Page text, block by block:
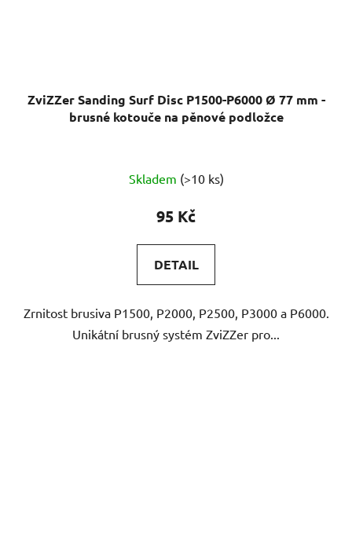
ZviZZer Sanding Surf Disc P1500-P6000 Ø 77 mm -
brusné kotouče na pěnové podložce
Skladem (>10 ks)
95 Kč
DETAIL
Zrnitost brusiva P1500, P2000, P2500, P3000 a P6000.
Unikátní brusný systém ZviZZer pro...